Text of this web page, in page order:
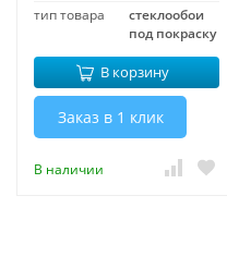
тип товара
стеклообои
под покраску
В корзину
Заказ в 1 клик
В наличии